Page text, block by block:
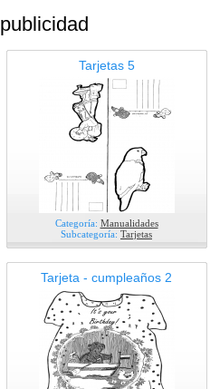
publicidad
Tarjetas 5
Categoría: Manualidades
Subcategoría: Tarjetas
Tarjeta - cumpleaños 2